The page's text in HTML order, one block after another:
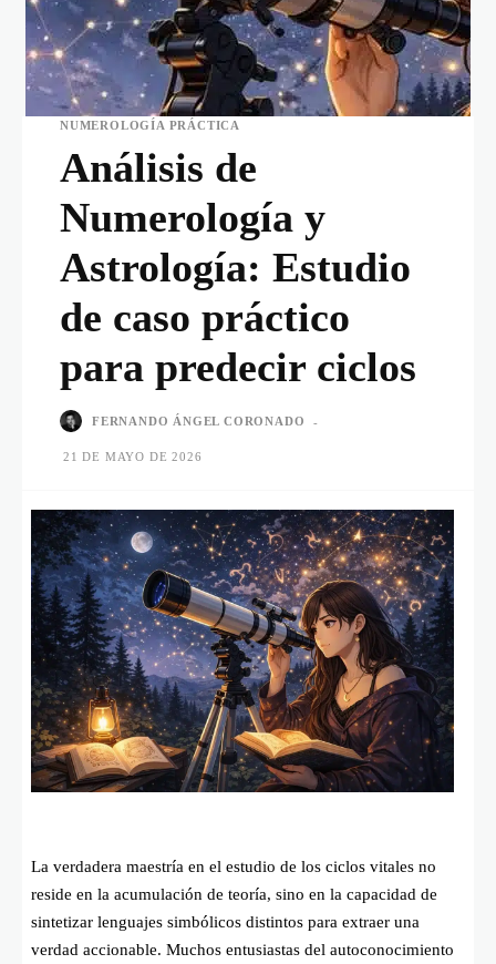
NUMEROLOGÍA PRÁCTICA
Análisis de
Numerología y
Astrología: Estudio
de caso práctico
para predecir ciclos
FERNANDO ÁNGEL CORONADO -
21 DE MAYO DE 2026
La verdadera maestría en el estudio de los ciclos vitales no
reside en la acumulación de teoría, sino en la capacidad de
sintetizar lenguajes simbólicos distintos para extraer una
verdad accionable. Muchos entusiastas del autoconocimiento